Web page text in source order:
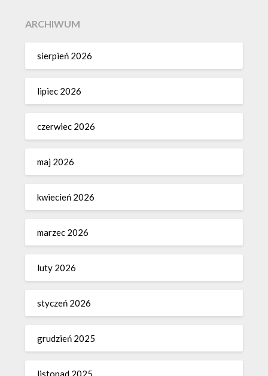
ARCHIWUM
sierpień 2026
lipiec 2026
czerwiec 2026
maj 2026
kwiecień 2026
marzec 2026
luty 2026
styczeń 2026
grudzień 2025
listopad 2025